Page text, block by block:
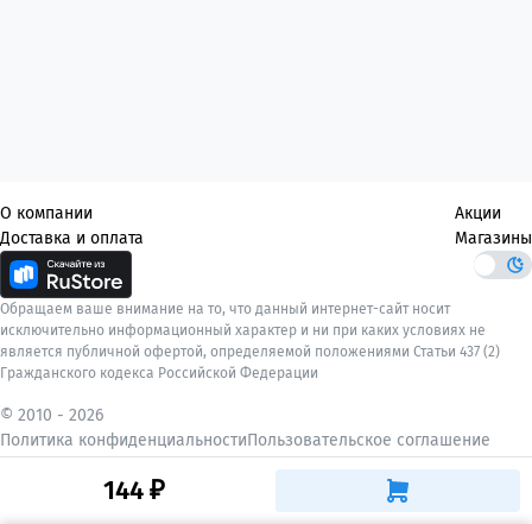
144 ₽
О компании
Доставка и оплата
Акции
Магазины
Обращаем ваше внимание на то, что данный интернет-сайт носит
исключительно информационный характер и ни при каких условиях не
является публичной офертой, определяемой положениями Статьи 437 (2)
Гражданского кодекса Российской Федерации
© 2010 - 2026
Политика конфиденциальностиПользовательское соглашение